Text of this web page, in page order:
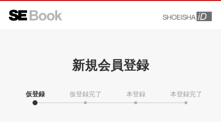
新規会員登録
仮登録 仮登録完了 本登録 本登録完了